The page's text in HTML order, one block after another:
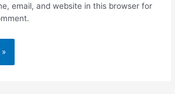
email, and website in this browser for